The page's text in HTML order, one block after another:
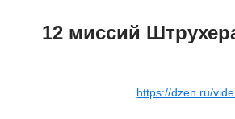
12 миссий
https://dzen.ru/